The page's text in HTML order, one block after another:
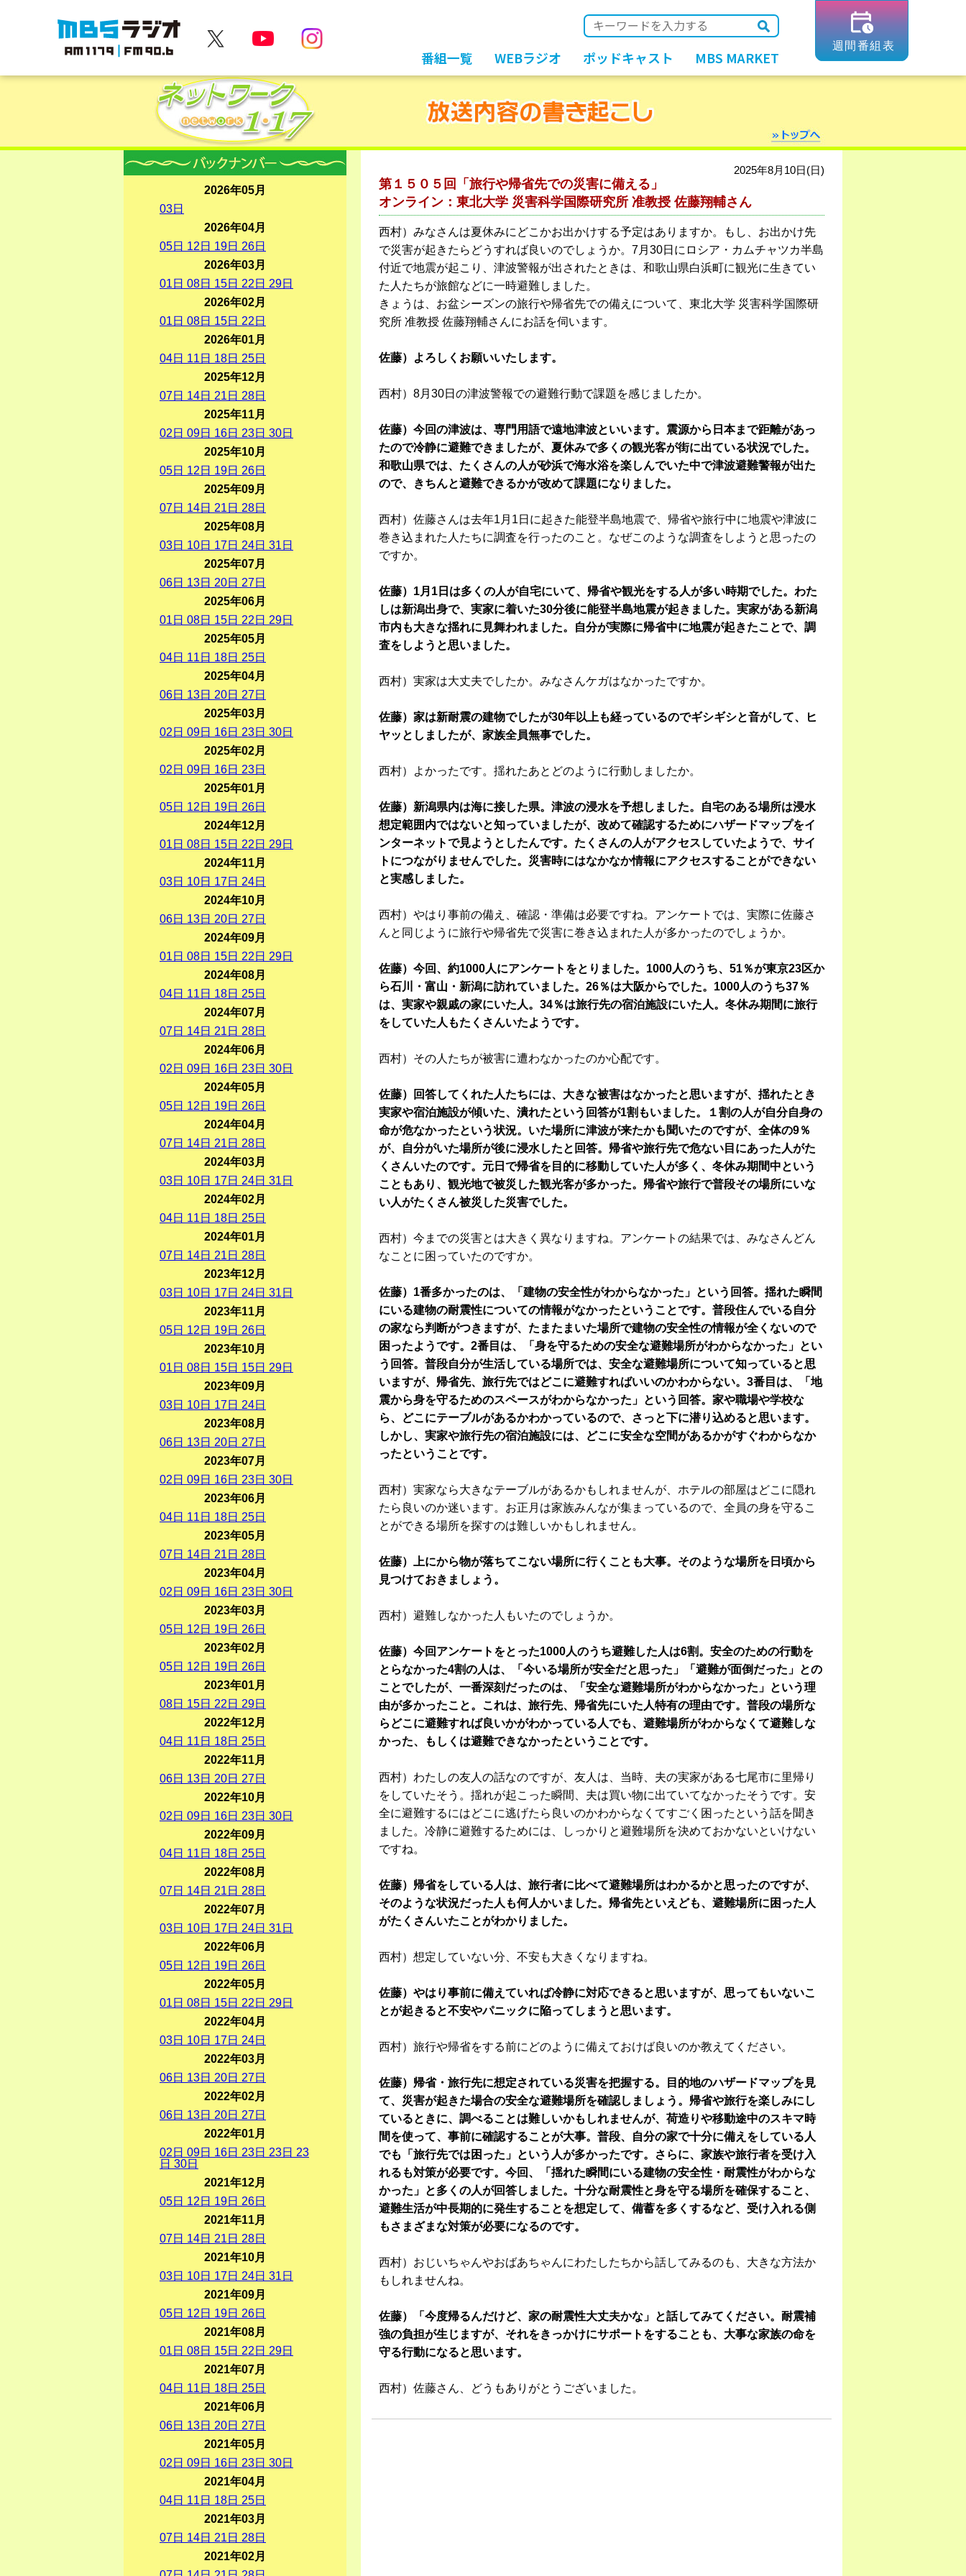
MBSラジオ 1179|FM90.6 番組一覧 WEBラジオ ポッドキャスト MBS MARKET
2025年8月10日(日)
第１５０５回「旅行や帰省先での災害に備える」
オンライン：東北大学 災害科学国際研究所 准教授 佐藤翔輔さん
西村）みなさんは夏休みにどこかお出かけする予定はありますか。もし、お出かけ先
で災害が起きたらどうすれば良いのでしょうか。7月30日にロシア・カムチャツカ半島
付近で地震が起こり、津波警報が出されたときは、和歌山県白浜町に観光に生きてい
た人たちが旅館などに一時避難しました。
きょうは、お盆シーズンの旅行や帰省先での備えについて、東北大学 災害科学国際研
究所 准教授 佐藤翔輔さんにお話を伺います。
佐藤）よろしくお願いいたします。
西村）8月30日の津波警報での避難行動で課題を感じましたか。
佐藤）今回の津波は、専門用語で遠地津波といいます。震源から日本まで距離があっ
たので冷静に避難できましたが、夏休みで多くの観光客が街に出ている状況でした。
和歌山県では、たくさんの人が砂浜で海水浴を楽しんでいた中で津波避難警報が出た
ので、きちんと避難できるかが改めて課題になりました。
西村）佐藤さんは去年1月1日に起きた能登半島地震で、帰省や旅行中に地震や津波に
巻き込まれた人たちに調査を行ったのこと。なぜこのような調査をしようと思ったの
ですか。
佐藤）1月1日は多くの人が自宅にいて、帰省や観光をする人が多い時期でした。わた
しは新潟出身で、実家に着いた30分後に能登半島地震が起きました。実家がある新潟
市内も大きな揺れに見舞われました。自分が実際に帰省中に地震が起きたことで、調
査をしようと思いました。
西村）実家は大丈夫でしたか。みなさんケガはなかったですか。
佐藤）家は新耐震の建物でしたが30年以上も経っているのでギシギシと音がして、ヒ
ヤッとしましたが、家族全員無事でした。
西村）よかったです。揺れたあとどのように行動しましたか。
佐藤）新潟県内は海に接した県。津波の浸水を予想しました。自宅のある場所は浸水
想定範囲内ではないと知っていましたが、改めて確認するためにハザードマップをイ
ンターネットで見ようとしたんです。たくさんの人がアクセスしていたようで、サイ
トにつながりませんでした。災害時にはなかなか情報にアクセスすることができない
と実感しました。
西村）やはり事前の備え、確認・準備は必要ですね。アンケートでは、実際に佐藤さ
んと同じように旅行や帰省先で災害に巻き込まれた人が多かったのでしょうか。
佐藤）今回、約1000人にアンケートをとりました。1000人のうち、51％が東京23区か
ら石川・富山・新潟に訪れていました。26％は大阪からでした。1000人のうち37％
は、実家や親戚の家にいた人。34％は旅行先の宿泊施設にいた人。冬休み期間に旅行
をしていた人もたくさんいたようです。
西村）その人たちが被害に遭わなかったのか心配です。
佐藤）回答してくれた人たちには、大きな被害はなかったと思いますが、揺れたとき
実家や宿泊施設が傾いた、潰れたという回答が1割もいました。１割の人が自分自身の
命が危なかったという状況。いた場所に津波が来たかも聞いたのですが、全体の9％
が、自分がいた場所が後に浸水したと回答。帰省や旅行先で危ない目にあった人がた
くさんいたのです。元日で帰省を目的に移動していた人が多く、冬休み期間中という
こともあり、観光地で被災した観光客が多かった。帰省や旅行で普段その場所にいな
い人がたくさん被災した災害でした。
西村）今までの災害とは大きく異なりますね。アンケートの結果では、みなさんどん
なことに困っていたのですか。
佐藤）1番多かったのは、「建物の安全性がわからなかった」という回答。揺れた瞬間
にいる建物の耐震性についての情報がなかったということです。普段住んでいる自分
の家なら判断がつきますが、たまたまいた場所で建物の安全性の情報が全くないので
困ったようです。2番目は、「身を守るための安全な避難場所がわからなかった」とい
う回答。普段自分が生活している場所では、安全な避難場所について知っていると思
いますが、帰省先、旅行先ではどこに避難すればいいのかわからない。3番目は、「地
震から身を守るためのスペースがわからなかった」という回答。家や職場や学校な
ら、どこにテーブルがあるかわかっているので、さっと下に潜り込めると思います。
しかし、実家や旅行先の宿泊施設には、どこに安全な空間があるかがすぐわからなか
ったということです。
西村）実家なら大きなテーブルがあるかもしれませんが、ホテルの部屋はどこに隠れ
たら良いのか迷います。お正月は家族みんなが集まっているので、全員の身を守るこ
とができる場所を探すのは難しいかもしれません。
佐藤）上にから物が落ちてこない場所に行くことも大事。そのような場所を日頃から
見つけておきましょう。
西村）避難しなかった人もいたのでしょうか。
佐藤）今回アンケートをとった1000人のうち避難した人は6割。安全のための行動を
とらなかった4割の人は、「今いる場所が安全だと思った」「避難が面倒だった」との
ことでしたが、一番深刻だったのは、「安全な避難場所がわからなかった」という理
由が多かったこと。これは、旅行先、帰省先にいた人特有の理由です。普段の場所な
らどこに避難すれば良いかがわかっている人でも、避難場所がわからなくて避難しな
かった、もしくは避難できなかったということです。
西村）わたしの友人の話なのですが、友人は、当時、夫の実家がある七尾市に里帰り
をしていたそう。揺れが起こった瞬間、夫は買い物に出ていてなかったそうです。安
全に避難するにはどこに逃げたら良いのかわからなくてすごく困ったという話を聞き
ました。冷静に避難するためには、しっかりと避難場所を決めておかないといけない
ですね。
佐藤）帰省をしている人は、旅行者に比べて避難場所はわかるかと思ったのですが、
そのような状況だった人も何人かいました。帰省先といえども、避難場所に困った人
がたくさんいたことがわかりました。
西村）想定していない分、不安も大きくなりますね。
佐藤）やはり事前に備えていれば冷静に対応できると思いますが、思ってもいないこ
とが起きると不安やパニックに陥ってしまうと思います。
西村）旅行や帰省をする前にどのように備えておけば良いのか教えてください。
佐藤）帰省・旅行先に想定されている災害を把握する。目的地のハザードマップを見
て、災害が起きた場合の安全な避難場所を確認しましょう。帰省や旅行を楽しみにし
ているときに、調べることは難しいかもしれませんが、荷造りや移動途中のスキマ時
間を使って、事前に確認することが大事。普段、自分の家で十分に備えをしている人
でも「旅行先では困った」という人が多かったです。さらに、家族や旅行者を受け入
れるも対策が必要です。今回、「揺れた瞬間にいる建物の安全性・耐震性がわからな
かった」と多くの人が回答しました。十分な耐震性と身を守る場所を確保すること、
避難生活が中長期的に発生することを想定して、備蓄を多くするなど、受け入れる側
もさまざまな対策が必要になるのです。
西村）おじいちゃんやおばあちゃんにわたしたちから話してみるのも、大きな方法か
もしれませんね。
佐藤）「今度帰るんだけど、家の耐震性大丈夫かな」と話してみてください。耐震補
強の負担が生じますが、それをきっかけにサポートをすることも、大事な家族の命を
守る行動になると思います。
西村）佐藤さん、どうもありがとうございました。
2026年05月
03日
2026年04月
05日 12 日 19日 26日
2026年03月
01 日 08日 15日 22 日 29日
2026年02月
01 日 08日 15日 22 日
2026年01月
04日 11 日 18日 25日
2025年12月
07日 14日 21 日 28日
2025年11月
02 日 09日 16日 23日 30日
2025年10月
05日 12 日 19日 26日
2025年09月
07日 14日 21 日 28日
2025年08月
03日 10日 17日 24日 31 日
2025年07月
06日 13日 20日 27日
2025年06月
01 日 08日 15日 22 日 29日
2025年05月
04日 11 日 18日 25日
2025年04月
06日 13日 20日 27日
2025年03月
02 日 09日 16日 23日 30日
2025年02月
02 日 09日 16日 23日
2025年01月
05日 12 日 19日 26日
2024年12月
01 日 08日 15日 22 日 29日
2024年11月
03日 10日 17日 24日
2024年10月
06日 13日 20日 27日
2024年09月
01 日 08日 15日 22 日 29日
2024年08月
04日 11 日 18日 25日
2024年07月
07日 14日 21 日 28日
2024年06月
02 日 09日 16日 23日 30日
2024年05月
05日 12 日 19日 26日
2024年04月
07日 14日 21 日 28日
2024年03月
03日 10日 17日 24日 31 日
2024年02月
04日 11 日 18日 25日
2024年01月
07日 14日 21 日 28日
2023年12月
03日 10日 17日 24日 31 日
2023年11月
05日 12 日 19日 26日
2023年10月
01 日 08日 15日 15日 29日
2023年09月
03日 10日 17日 24日
2023年08月
06日 13日 20日 27日
2023年07月
02 日 09日 16日 23日 30日
2023年06月
04日 11 日 18日 25日
2023年05月
07日 14日 21 日 28日
2023年04月
02 日 09日 16日 23日 30日
2023年03月
05日 12 日 19日 26日
2023年02月
05日 12 日 19日 26日
2023年01月
08日 15日 22 日 29日
2022年12月
04日 11 日 18日 25日
2022年11月
06日 13日 20日 27日
2022年10月
02 日 09日 16日 23日 30日
2022年09月
04日 11 日 18日 25日
2022年08月
07日 14日 21 日 28日
2022年07月
03日 10日 17日 24日 31 日
2022年06月
05日 12 日 19日 26日
2022年05月
01 日 08日 15日 22 日 29日
2022年04月
03日 10日 17日 24日
2022年03月
06日 13日 20日 27日
2022年02月
06日 13日 20日 27日
2022年01月
02 日 09日 16日 23日 23日 23
日 30日
2021年12月
05日 12 日 19日 26日
2021年11月
07日 14日 21 日 28日
2021年10月
03日 10日 17日 24日 31 日
2021年09月
05日 12 日 19日 26日
2021年08月
01 日 08日 15日 22 日 29日
2021年07月
04日 11 日 18日 25日
2021年06月
06日 13日 20日 27日
2021年05月
02 日 09日 16日 23日 30日
2021年04月
04日 11 日 18日 25日
2021年03月
07日 14日 21 日 28日
2021年02月